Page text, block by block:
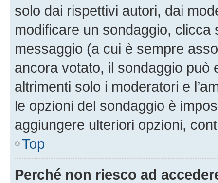
solo dai rispettivi autori, dai
modificare un sondaggio,
messaggio (a cui è sempre
ancora votato, il sondaggio può
altrimenti solo i moderatori e
le opzioni del sondaggio è
aggiungere ulteriori opzioni,
Top
Perché non riesco ad